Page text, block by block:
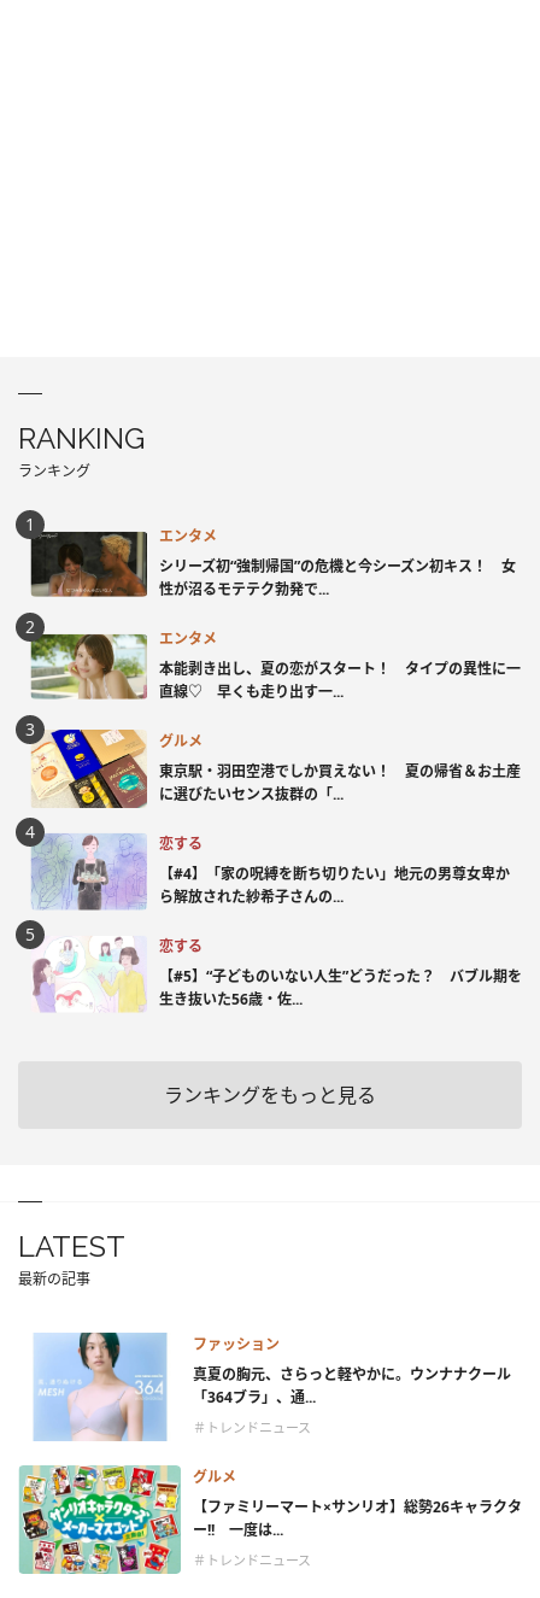
RANKING
ランキング
エンタメ
シリーズ初“強制帰国”の危機と今シーズン初キス！ 女
性が沼るモテテク勃発で...
エンタメ
本能剥き出し、夏の恋がスタート！ タイプの異性に一
直線♡ 早くも走り出す一...
グルメ
東京駅・羽田空港でしか買えない！ 夏の帰省＆お土産
に選びたいセンス抜群の「...
恋する
【#4】「家の呪縛を断ち切りたい」地元の男尊女卑か
ら解放された紗希子さんの...
恋する
【#5】“子どものいない人生”どうだった？ バブル期を
生き抜いた56歳・佐...
ランキングをもっと見る
LATEST
最新の記事
ファッション
真夏の胸元、さらっと軽やかに。ウンナナクール
「364ブラ」、通...
＃トレンドニュース
グルメ
【ファミリーマート×サンリオ】総勢26キャラクタ
ー!! 一度は...
＃トレンドニュース